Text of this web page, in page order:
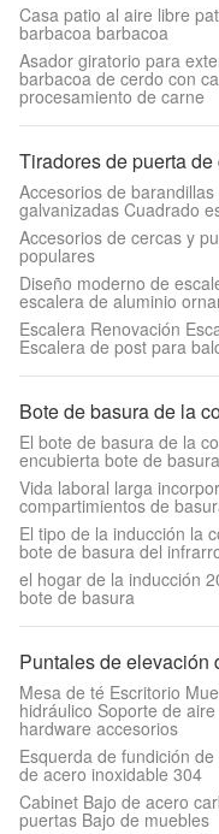
Casa patio al aire libre
barbacoa barbacoa
Asador giratorio para
barbacoa de cerdo con
procesamiento de carne
Tiradores de puerta de
Accesorios de
galvanizadas Cuadrado
Accesorios de cercas y
populares
Diseño moderno de
escalera de aluminio
Escalera Renovación
Escalera de post para
Bote de basura de la
El bote de basura de la
encubierta bote de
Vida laboral larga
compartimientos de
El tipo de la inducción la
bote de basura del
el hogar de la inducción
bote de basura
Puntales de elevación
Mesa de té Escritorio
hidráulico Soporte de
hardware accesorios
Esquerda de fundición
de acero inoxidable 304
Cabinet Bajo de acero
puertas Bajo de muebles